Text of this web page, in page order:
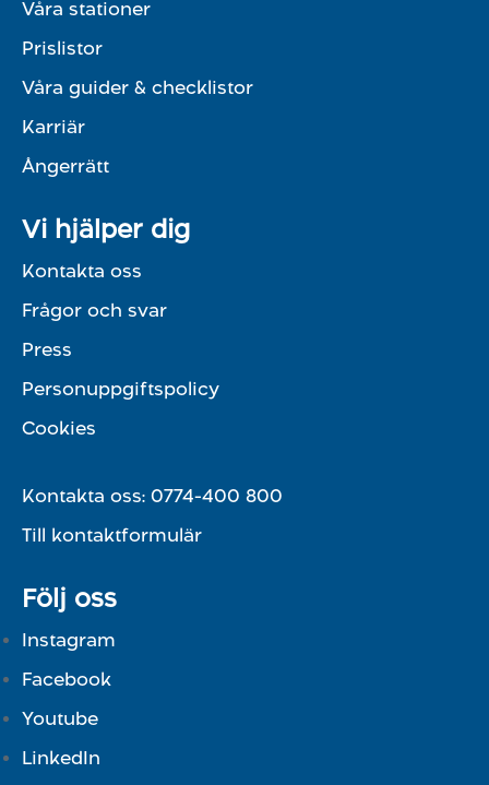
Våra stationer
Prislistor
Våra guider & checklistor
Karriär
Ångerrätt
Vi hjälper dig
Kontakta oss
Frågor och svar
Press
Personuppgiftspolicy
Cookies
Kontakta oss: 0774-400 800
Till kontaktformulär
Följ oss
Instagram
Facebook
Youtube
LinkedIn